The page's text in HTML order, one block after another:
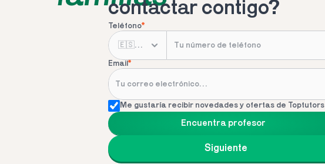
contactar contigo?
Teléfono*
Email*
Me gustaría recibir novedades y ofertas de Toptutors
Encuentra profesor
Siguiente